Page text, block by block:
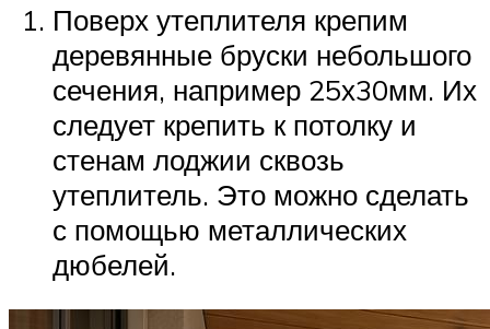
Поверх утеплителя крепим
деревянные бруски небольшого
сечения, например 25х30мм. Их
следует крепить к потолку и
стенам лоджии сквозь
утеплитель. Это можно сделать
с помощью металлических
дюбелей.